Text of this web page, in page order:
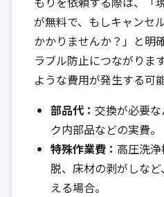
が無料で、もしキャンセ
かかりませんか？」と明
ラブル防止につながりま
ような費用が発生する可
部品代： 交換が必要
ク内部品などの実費。
特殊作業費： 高圧洗
脱、床材の剥がしな
える場合。